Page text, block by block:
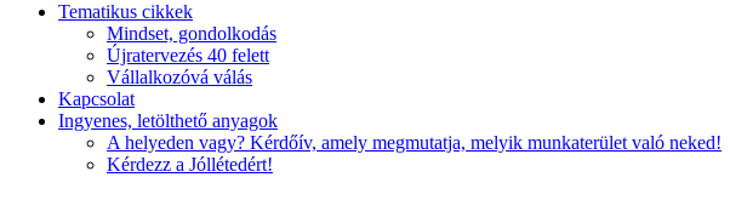
Tematikus cikkek
Mindset, gondolkodás
Újratervezés 40 felett
Vállalkozóvá válás
Kapcsolat
Ingyenes, letölthető anyagok
A helyeden vagy? Kérdőív, amely megmutatja, melyik munkaterület való neked!
Kérdezz a Jóllétedért!